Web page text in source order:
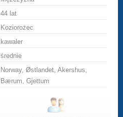
44 lat
Koziorożec
kawaler
średnie
Norway, Østlandet, Akershus,
Bærum, Gjettum